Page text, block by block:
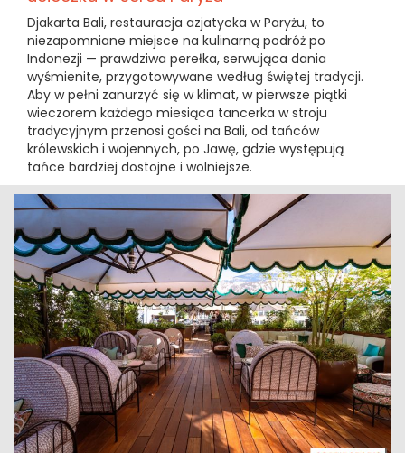
Djakarta Bali, restauracja azjatycka w Paryżu, to
niezapomniane miejsce na kulinarną podróż po
Indonezji — prawdziwa perełka, serwująca dania
wyśmienite, przygotowywane według świętej tradycji.
Aby w pełni zanurzyć się w klimat, w pierwsze piątki
wieczorem każdego miesiąca tancerka w stroju
tradycyjnym przenosi gości na Bali, od tańców
królewskich i wojennych, po Jawę, gdzie występują
tańce bardziej dostojne i wolniejsze.